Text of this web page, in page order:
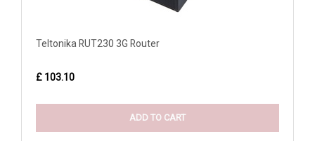
Teltonika RUT230 3G Router
£ 103.10
ADD TO CART